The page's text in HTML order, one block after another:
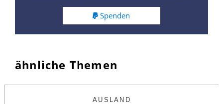
Spenden
ähnliche Themen
AUSLAND